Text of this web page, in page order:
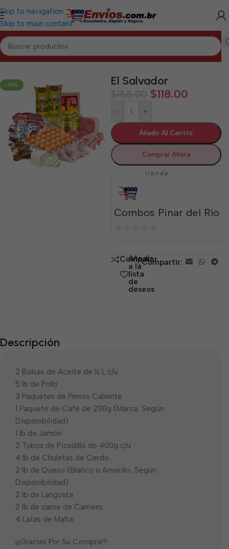
Skip to navigation
Skip to main content
Inicio/PINAR DEL RÍO/Combos Pinar del Río
-24% El Salvador
$155.00 $118.00
- +
Añadir Al Carrito
Comprar Ahora
tienda
Combos Pinar del Río
5 Comparar
Añadir
a la
lista
de
deseos
Compartir:
Descripción
2 Bolsas de Aceite de ½ L c/u
5 lb de Pollo
3 Paquetes de Perros Caliente
1 Paquete de Café de 230g (Marca, Según
Disponibilidad)
1 lb de Jamón
2 Tubos de Picadillo de 400g c/u
4 lb de Chuletas de Cerdo
2 lb de Queso (Blanco o Amarillo, Según
Disponibilidad)
2 lb de Langosta
2 lb de carne de Carnero
4 Latas de Malta
¡¡¡Gracias Por Su Compra!!!